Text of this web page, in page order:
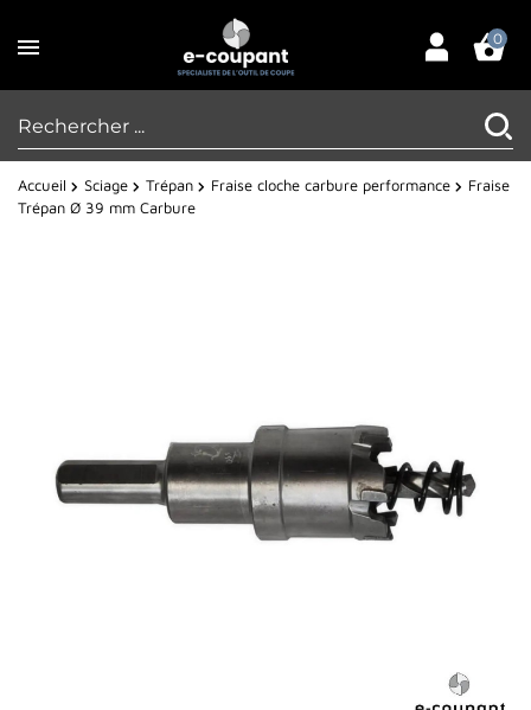
0
Accueil Sciage Trépan Fraise cloche carbure performance
Fraise
Trépan Ø 39 mm Carbure